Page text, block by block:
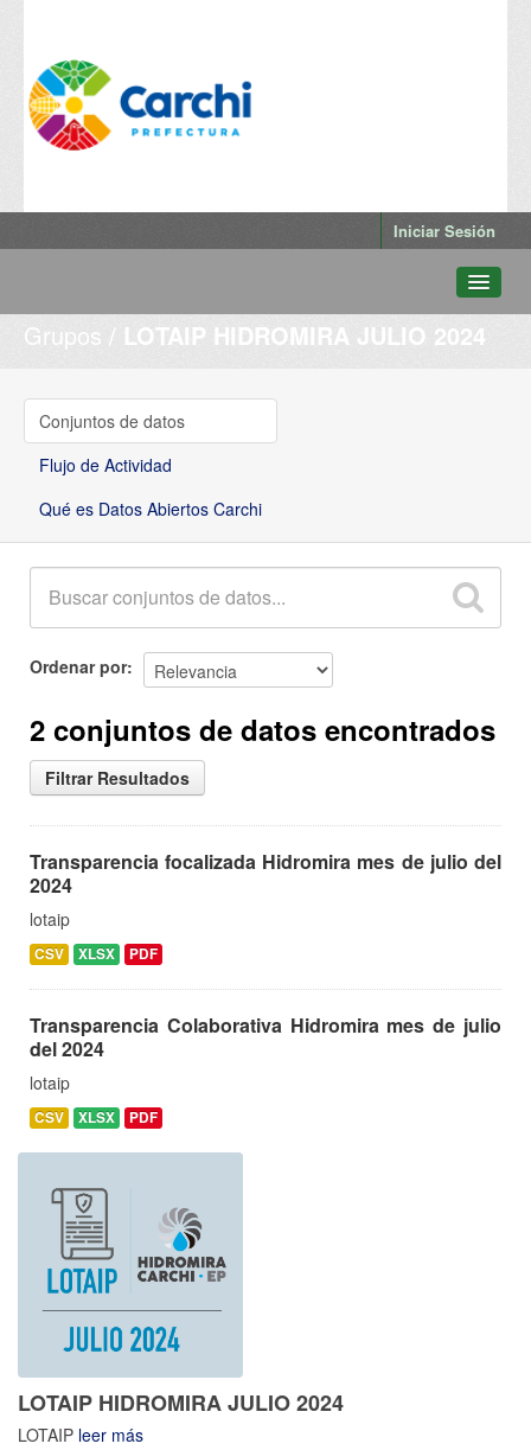
Iniciar Sesión
Conjuntos de datos
Grupos
Qué es Datos Abiertos Carchi
Grupos LOTAIP HIDROMIRA JULIO 2024
Conjuntos de datos
Flujo de Actividad
Qué es Datos Abiertos Carchi
Ordenar por
2 conjuntos de datos encontrados
Filtrar Resultados
Transparencia focalizada Hidromira mes de julio del
2024
lotaip
CSV XLSX PDF
Transparencia Colaborativa Hidromira mes de julio
del 2024
lotaip
CSV XLSX PDF
LOTAIP HIDROMIRA JULIO 2024
LOTAIP leer más